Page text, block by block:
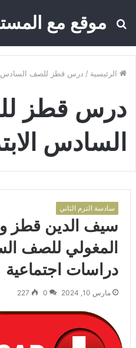
موقع مع
بحث
الرئيسية / درس قطز للصف السادس
درس قطز
السادس
سادسة الترم الثاني
سيف الدين قطز
المغولي للصف
دراسات اجتماعية
مارس 10, 2024 0
227